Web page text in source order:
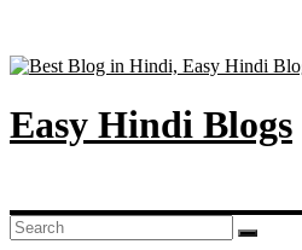
Easy Hindi Blogs